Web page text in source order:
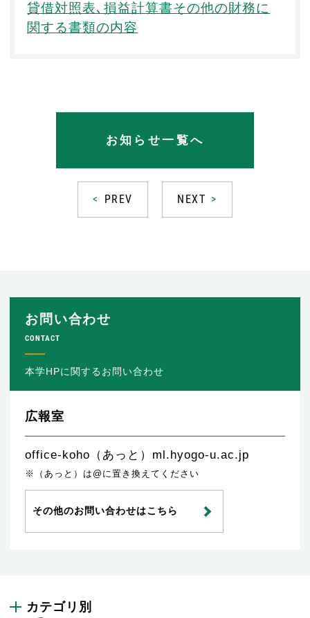
カテゴリ別
貸借対照表､損益計算書その他の財務に
関する書類の内容
PREV
お知らせ一覧へ
NEXT
お問い合わせ
CONTACT
本学HPに関するお問い合わせ
広報室
office-koho（あっと）ml.hyogo-u.ac.jp
※（あっと）は@に置き換えてください
その他のお問い合わせはこちら